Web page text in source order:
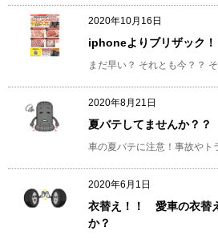
2020年10月16日
iphoneよりブリザック！
まだ早い？ それとも今？？ そ
2020年8月21日
夏バテしてませんか？？
2020年6月1日
衣替え！！ 愛車の衣替
か？